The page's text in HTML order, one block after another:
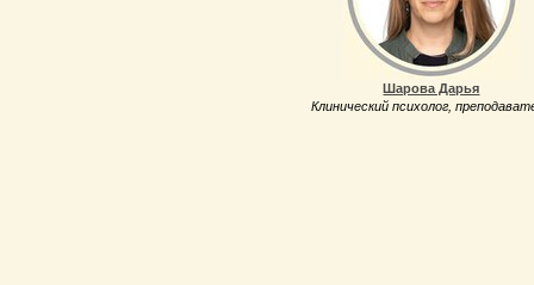
Шарова Дарья
Клинический психолог,